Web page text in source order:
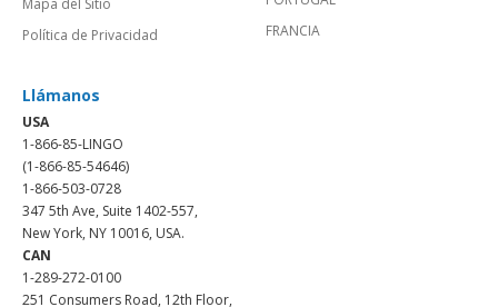
Política de Privacidad
FRANCIA
Llámanos
USA
1-866-85-LINGO
(1-866-85-54646)
1-866-503-0728
347 5th Ave, Suite 1402-557,
New York, NY 10016, USA.
CAN
1-289-272-0100
251 Consumers Road, 12th Floor,